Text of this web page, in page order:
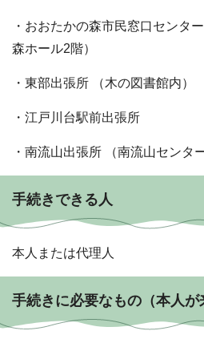
・おおたかの森市民窓口センタ
森ホール2階）
・東部出張所 （木の図書館内）
・江戸川台駅前出張所
・南流山出張所 （南流山センタ
手続きできる人
本人または代理人
手続きに必要なもの（本人が